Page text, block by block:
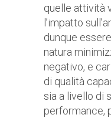
quelle attività
l’impatto
dunque
natura
negativo, e
di qualità
sia a livello di
performance,